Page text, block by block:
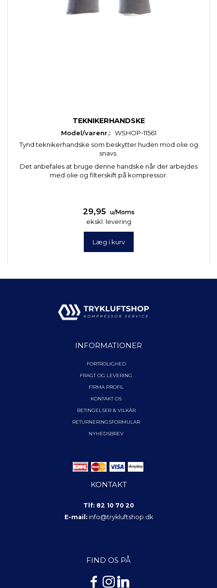
TEKNIKERHANDSKE
Model/varenr.: WSHOP-11561
Tynd teknikerhandske som beskytter huden mod olie og
snavs.
Det anbefales at bruge denne handske når der arbejdes
med olie og filterskift på kompressor.
29,95 u/Moms
ekskl. levering
Læg i kurv
INFORMATIONER
FORTROLIGHED
FRAGT OG LEVERING
FIRMA PROFIL
KONTAKT OS
BETINGELSER & VILKÅR
RETURNERINGSFORMULAR
NYHEDSBREV
KONTAKT
Tlf: 82 10 70 20
E-mail: info@trykluftshop.dk
FIND OS PÅ